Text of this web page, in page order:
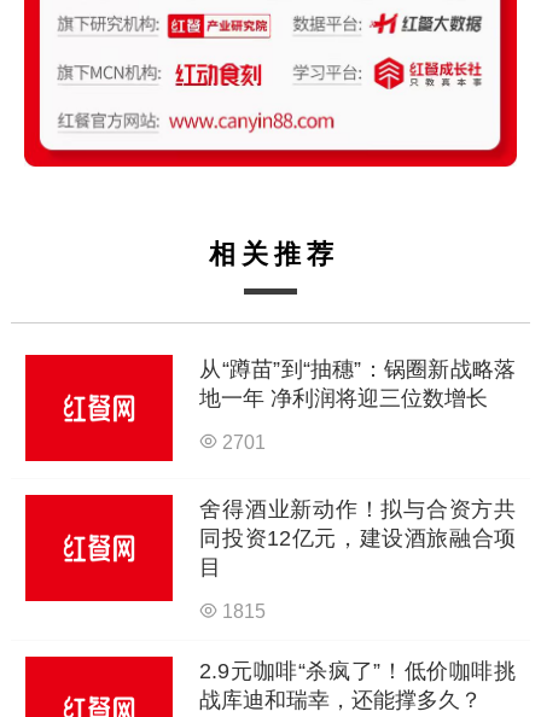
相关推荐
从“蹲苗”到“抽穗”：锅圈新战略落
地一年 净利润将迎三位数增长
2701
舍得酒业新动作！拟与合资方共
同投资12亿元，建设酒旅融合项
目
1815
2.9元咖啡“杀疯了”！低价咖啡挑
战库迪和瑞幸，还能撑多久？